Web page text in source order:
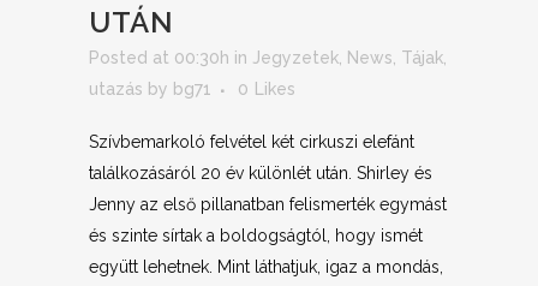
UTÁN
Posted at 00:30h in Jegyzetek News Tájak,
utazás by bg71 0 Likes
Szívbemarkoló felvétel két cirkuszi elefánt
találkozásáról 20 év különlét után. Shirley és
Jenny az első pillanatban felismerték egymást
és szinte sírtak a boldogságtól, hogy ismét
együtt lehetnek. Mint láthatjuk, igaz a mondás,